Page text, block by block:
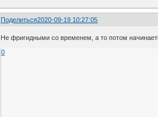
Поделиться2020-09-19 10:27:05
Не фригидными со временем, а то потом
0